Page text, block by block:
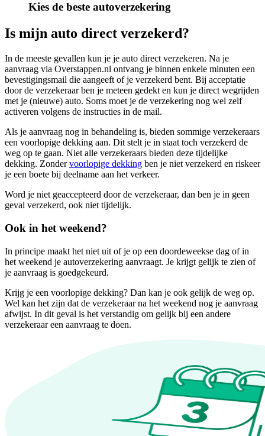
Kies de beste autoverzekering
Is mijn auto direct verzekerd?
In de meeste gevallen kun je je auto direct verzekeren. Na je
aanvraag via Overstappen.nl ontvang je binnen enkele minuten een
bevestigingsmail die aangeeft of je verzekerd bent. Bij acceptatie
door de verzekeraar ben je meteen gedekt en kun je direct wegrijden
met je (nieuwe) auto. Soms moet je de verzekering nog wel zelf
activeren volgens de instructies in de mail.
Als je aanvraag nog in behandeling is, bieden sommige verzekeraars
een voorlopige dekking aan. Dit stelt je in staat toch verzekerd de
weg op te gaan. Niet alle verzekeraars bieden deze tijdelijke
dekking. Zondervoorlopige dekking ben je niet verzekerd en riskeer
je een boete bij deelname aan het verkeer.
Word je niet geaccepteerd door de verzekeraar, dan ben je in geen
geval verzekerd, ook niet tijdelijk.
Ook in het weekend?
In principe maakt het niet uit of je op een doordeweekse dag of in
het weekend je autoverzekering aanvraagt. Je krijgt gelijk te zien of
je aanvraag is goedgekeurd.
Krijg je een voorlopige dekking? Dan kan je ook gelijk de weg op.
Wel kan het zijn dat de verzekeraar na het weekend nog je aanvraag
afwijst. In dit geval is het verstandig om gelijk bij een andere
verzekeraar een aanvraag te doen.